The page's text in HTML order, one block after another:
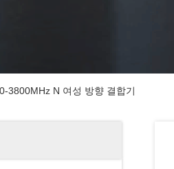
3800MHz N 여성 방향 결합기